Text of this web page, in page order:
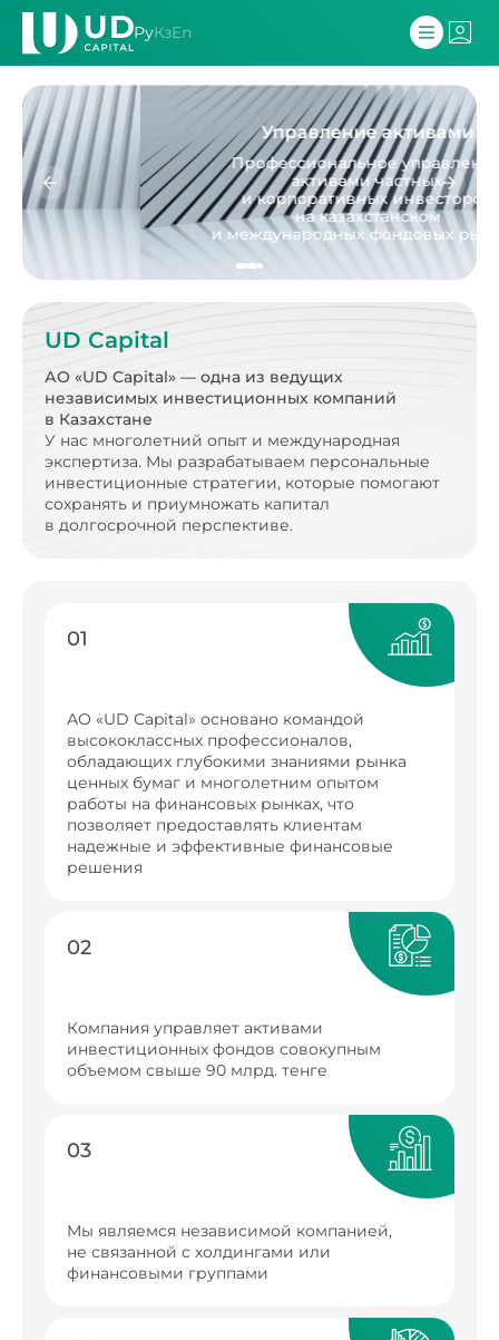
РуКзEn
Управление активами
Профессиональное управление
активами частных
и корпоративных инвесторов
на казахстанском
и международных фондовых рынках.
UD Capital
АО «UD Capital» — одна из ведущих
независимых инвестиционных компаний
в Казахстане
У нас многолетний опыт и международная
экспертиза. Мы разрабатываем персональные
инвестиционные стратегии, которые помогают
сохранять и приумножать капитал
в долгосрочной перспективе.
01
АО «UD Capital» основано командой
высококлассных профессионалов,
обладающих глубокими знаниями рынка
ценных бумаг и многолетним опытом
работы на финансовых рынках, что
позволяет предоставлять клиентам
надежные и эффективные финансовые
решения
02
Компания управляет активами
инвестиционных фондов совокупным
объемом свыше 90 млрд. тенге
03
Мы являемся независимой компанией,
не связанной с холдингами или
финансовыми группами